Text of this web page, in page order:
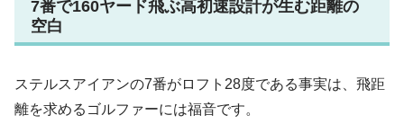
7番で160ヤード飛ぶ高初速設計が生む距離の
空白
ステルスアイアンの7番がロフト28度である事実は、飛距
離を求めるゴルファーには福音です。